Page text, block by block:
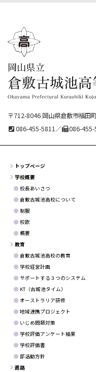
〒712-8046 岡山県倉敷市福田
086-455-5811／
086-455-
トップページ
学校概要
校長あいさつ
倉敷古城池高校について
制服
校歌
概要
教育
倉敷古城池高校の教育
学校経営計画
サポートする３つのシステム
KT（古城池タイム）
オーストラリア研修
地域連携プロジェクト
いじめ問題対策
学校評価アンケート結果
学校評価書
部活動方針
進路